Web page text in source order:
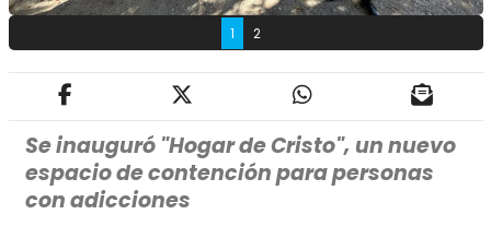
1 2
Se inauguró "Hogar de Cristo", un nuevo
espacio de contención para personas
con adicciones